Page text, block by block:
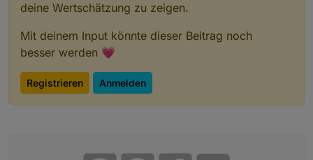
deine Wertschätzung zu zeigen.
Mit deinem Input könnte dieser Beitrag noch
besser werden 💗
Registrieren Anmelden